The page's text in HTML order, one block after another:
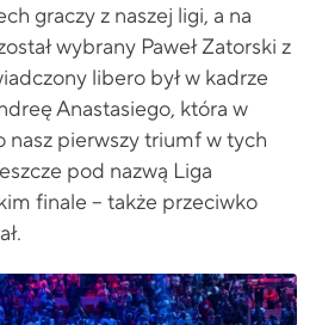
graczy z naszej ligi, a na
wybrany Paweł Zatorski z
libero był w kadrze
Anastasiego, która w
nasz pierwszy triumf w tych
pod nazwą Liga
finale – także przeciwko